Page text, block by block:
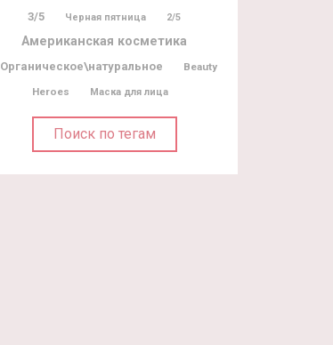
3/5 Черная пятница 2/5
Американская косметика
Органическое\натуральное
Beauty
Heroes
Маска для лица
Поиск по тегам